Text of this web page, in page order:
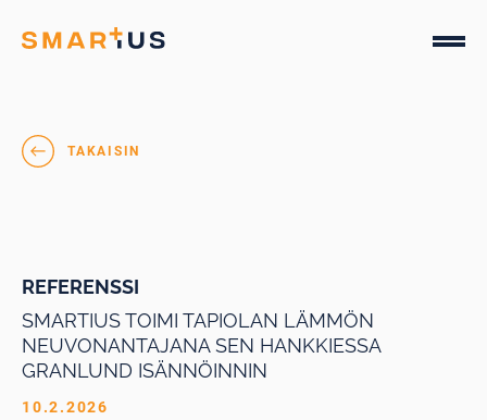
TAKAISIN
REFERENSSI
SMARTIUS TOIMI TAPIOLAN LÄMMÖN
NEUVONANTAJANA SEN HANKKIESSA
GRANLUND ISÄNNÖINNIN
10.2.2026